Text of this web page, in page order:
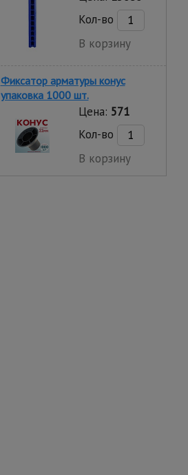
Кол-во
В корзину
Фиксатор арматуры конус
упаковка 1000 шт.
Цена: 571
Кол-во
В корзину